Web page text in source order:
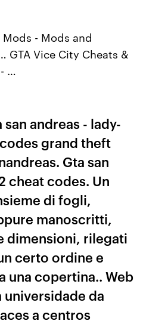
Mods - Mods and
GTA Vice City Cheats &
…
san andreas - lady-
grand theft
Gta san
cheat codes. Un
di fogli,
manoscritti,
dimensioni, rilegati
certo ordine e
una copertina.. Web
da
a centros